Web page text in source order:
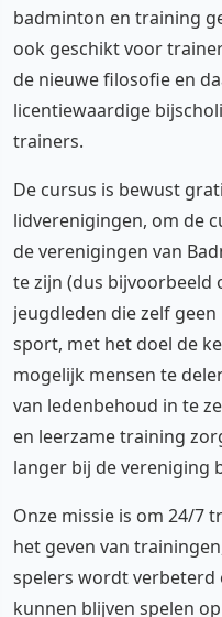
badminton en training
ook geschikt voor
de nieuwe filosofie en
licentiewaardige
trainers.
De cursus is bewust
lidverenigingen, om de
de verenigingen van
te zijn (dus bijvoorbeeld
jeugdleden die zelf
sport, met het doel de
mogelijk mensen te
van ledenbehoud in te
en leerzame training
langer bij de vereniging
Onze missie is om 24/7
het geven van
spelers wordt verbeterd
kunnen blijven spelen